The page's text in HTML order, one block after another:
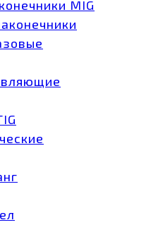
MIG